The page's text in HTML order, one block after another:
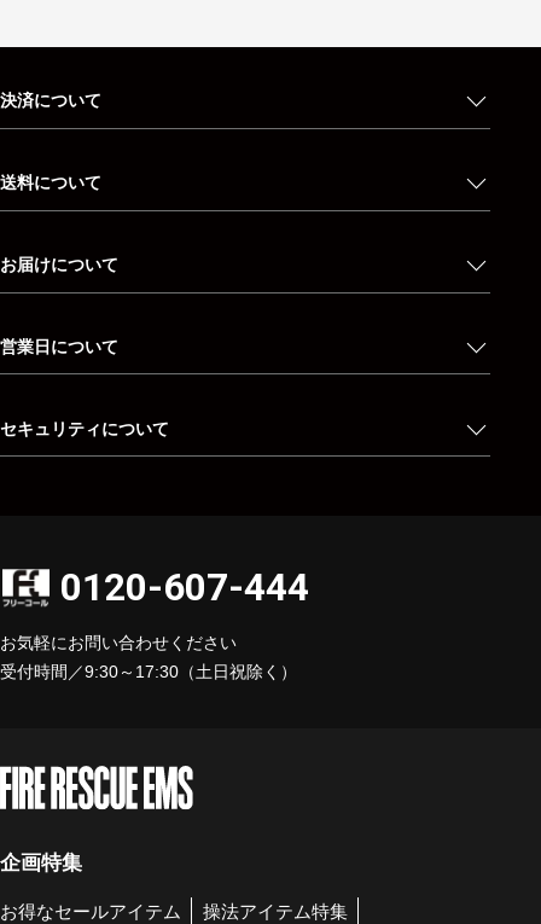
決済について
送料について
お届けについて
営業日について
セキュリティについて
0120-607-444
お気軽にお問い合わせください
受付時間／9:30～17:30（土日祝除く）
企画特集
お得なセールアイテム 操法アイテム特集